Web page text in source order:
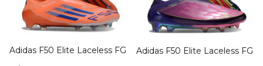
Adidas F50 Elite Laceless FG Adidas F50 Elite Laceless FG